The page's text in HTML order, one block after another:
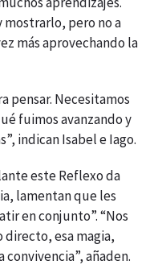
pero no a
más aprovechando la
pensar. Necesitamos
fuimos avanzando y
indican Isabel e Iago.
este Reflexo da
lamentan que les
en conjunto”. “Nos
esa magia,
añaden.